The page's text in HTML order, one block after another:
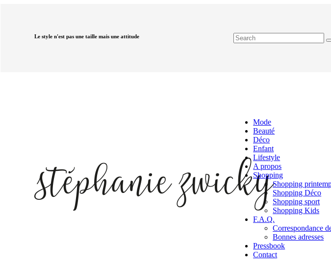
Le style n'est pas une taille mais une attitude
Mode
Beauté
Déco
Enfant
Lifestyle
A propos
Shopping
Shopping
Shopping Déco
Shopping sport
Shopping Kids
F.A.Q.
Correspondance
Bonnes adresses
Pressbook
Contact